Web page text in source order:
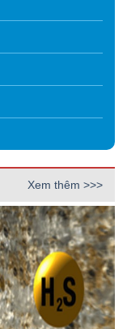
Xem thêm >>>